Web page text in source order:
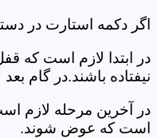
اگر دکمه استارت در
در ابتدا لازم است که
نیفتاده باشند.در گام
در آخرین مرحله لازم
است که عوض شوند.